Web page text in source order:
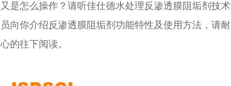
又是怎么操作？请听佳仕德水处理反渗透膜阻垢剂技术
员向你介绍反渗透膜阻垢剂功能特性及使用方法，请耐
心的往下阅读。